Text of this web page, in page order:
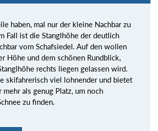
haben, mal nur der kleine Nachbar zu
Fall ist die Stanglhöhe der deutlich
vom Schafsiedel. Auf den wollen
Höhe und dem schönen Rundblick,
rechts liegen gelassen wird.
skifahrerisch viel lohnender und bietet
mehr als genug Platz, um noch
zu finden.